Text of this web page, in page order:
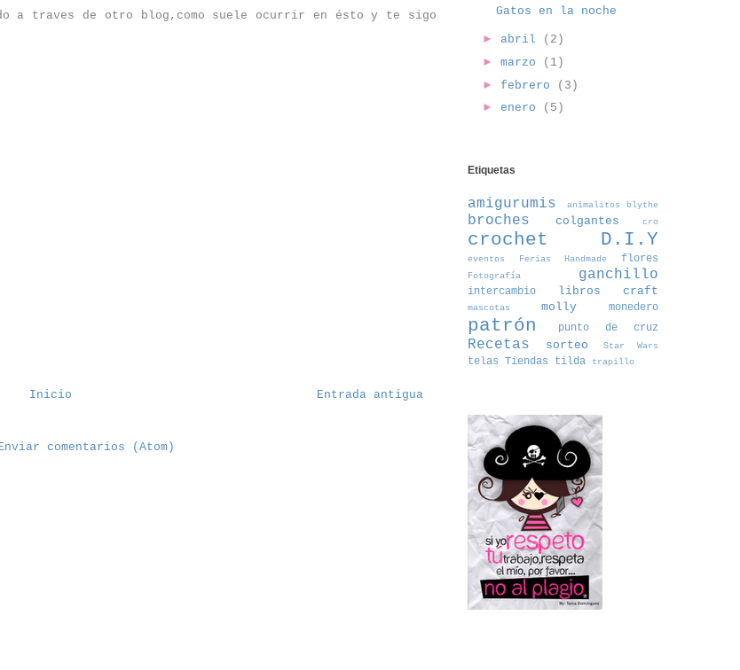
a traves de otro blog,como suele ocurrir en ésto y te sigo
Entrada antigua
Inicio
comentarios (Atom)
Gatos en la noche
► abril
(2)
► marzo
(1)
► febrero
(3)
► enero (5)
Etiquetas
amigurumis animalitos blythe
broches colgantes cro
crochet D.I.Y
eventos Ferias Handmade flores
Fotografía ganchillo
intercambio libros craft
mascotas molly monedero
patrón punto de cruz
Recetas sorteo Star Wars
telas Tiendas tilda trapillo